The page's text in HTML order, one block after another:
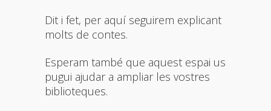
Dit i fet, per aquí seguirem explicant
molts de contes.
Esperam també que aquest espai us
pugui ajudar a ampliar les vostres
biblioteques.